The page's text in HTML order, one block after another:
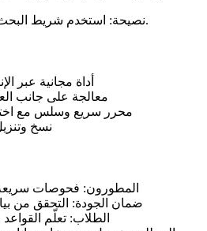
نصيحة: استخدم شريط البحث للتبديل السريع بين الأدوات.
أداة مجانية عبر
معالجة على جانب
محرر سريع وسلس مع
نسخ
المطورون: فحوصات سريعة
ضمان الجودة: التحقق من
الطلاب: تعلّم